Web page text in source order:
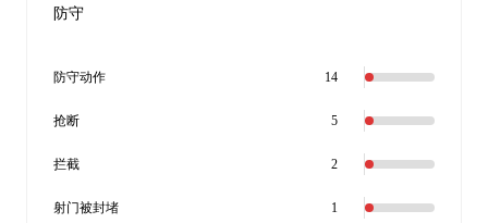
防守
防守动作 14
抢断 5
拦截 2
射门被封堵 1